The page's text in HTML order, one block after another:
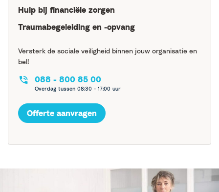
Hulp bij financiële zorgen
Traumabegeleiding en -opvang
Versterk de sociale veiligheid binnen jouw organisatie en
bel!
088 - 800 85 00
Overdag tussen 08:30 - 17:00 uur
Offerte aanvragen